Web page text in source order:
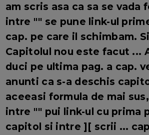
am scris asa ca sa se vada
intre "" se pune link-ul
cap. pe care il schimbam.
Capitolul nou este facut ...
duci pe ultima pag. a cap.
anunti ca s-a deschis
aceeasi formula de mai
intre "" pui link-ul cu prima
capitol si intre ][ scrii ...